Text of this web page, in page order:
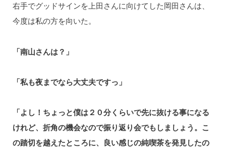
右手でグッドサインを上田さんに向けてした岡田さんは、
今度は私の方を向いた。
「南山さんは？」
「私も夜までなら大丈夫ですっ」
「よし！ちょっと僕は２０分くらいで先に抜ける事になる
けれど、折角の機会なので振り返り会でもしましょう。こ
の踏切を越えたところに、良い感じの純喫茶を発見したの